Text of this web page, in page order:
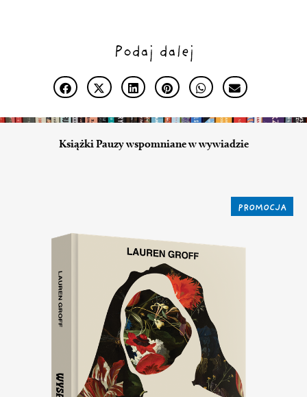
Podaj dalej
Książki Pauzy wspomniane w wywiadzie
PROMOCJA